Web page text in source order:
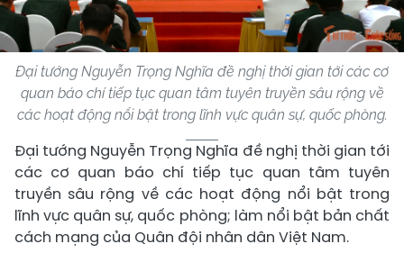
Đại tướng Nguyễn Trọng Nghĩa đề nghị thời gian tới các cơ
quan báo chí tiếp tục quan tâm tuyên truyền sâu rộng về
các hoạt động nổi bật trong lĩnh vực quân sự, quốc phòng.
Đại tướng Nguyễn Trọng Nghĩa đề nghị thời gian tới
các cơ quan báo chí tiếp tục quan tâm tuyên
truyền sâu rộng về các hoạt động nổi bật trong
lĩnh vực quân sự, quốc phòng; làm nổi bật bản chất
cách mạng của Quân đội nhân dân Việt Nam.